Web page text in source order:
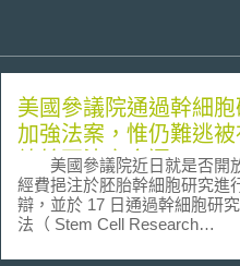
美國參議院通過幹細
加強法案，惟仍難逃被
總統否決之命運
美國參議院近日就是否開
經費挹注於胚胎幹細胞研究進
辯，並於 17 日通過幹細胞研
法（ Stem Cell Research